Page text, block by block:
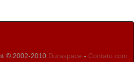
© 2002-2010 Duraspace - Contato com